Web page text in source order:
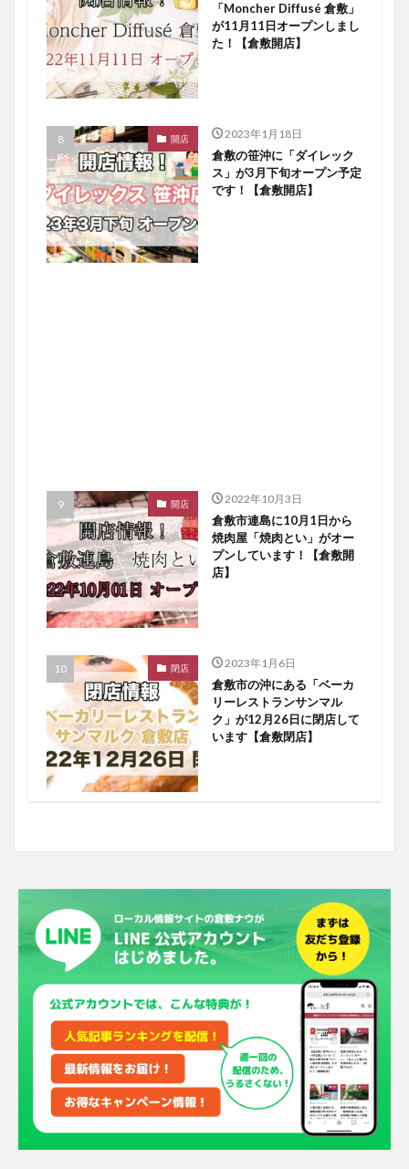
「Moncher Diffusé 倉敷」
が11月11日オープンしまし
た！【倉敷開店】
開店 2023年1月18日
倉敷の笹沖に「ダイレック
ス」が3月下旬オープン予定
です！【倉敷開店】
開店 2022年10月3日
倉敷市連島に10月1日から
焼肉屋「焼肉とい」がオー
プンしています！【倉敷開
店】
閉店 2023年1月6日
倉敷市の沖にある「ベーカ
リーレストランサンマル
ク」が12月26日に閉店して
います【倉敷閉店】